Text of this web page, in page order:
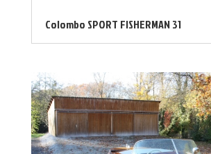
Colombo SPORT FISHERMAN 31